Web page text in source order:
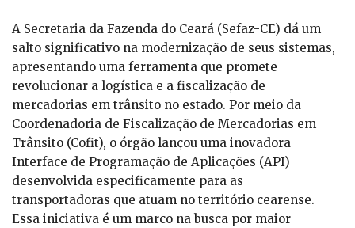
A Secretaria da Fazenda do Ceará (Sefaz-CE) dá um
salto significativo na modernização de seus sistemas,
apresentando uma ferramenta que promete
revolucionar a logística e a fiscalização de
mercadorias em trânsito no estado. Por meio da
Coordenadoria de Fiscalização de Mercadorias em
Trânsito (Cofit), o órgão lançou uma inovadora
Interface de Programação de Aplicações (API)
desenvolvida especificamente para as
transportadoras que atuam no território cearense.
Essa iniciativa é um marco na busca por maior